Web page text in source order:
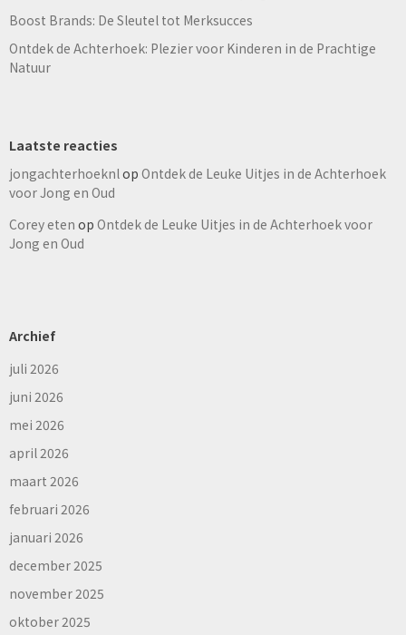
Boost Brands: De Sleutel tot Merksucces
Ontdek de Achterhoek: Plezier voor Kinderen in de Prachtige
Natuur
Laatste reacties
jongachterhoeknl op Ontdek de Leuke Uitjes in de Achterhoek
voor Jong en Oud
Corey eten op Ontdek de Leuke Uitjes in de Achterhoek voor
Jong en Oud
Archief
juli 2026
juni 2026
mei 2026
april 2026
maart 2026
februari 2026
januari 2026
december 2025
november 2025
oktober 2025